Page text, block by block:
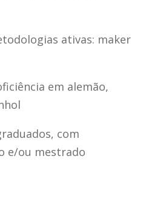
ativas: maker
em alemão,
com
e/ou mestrado